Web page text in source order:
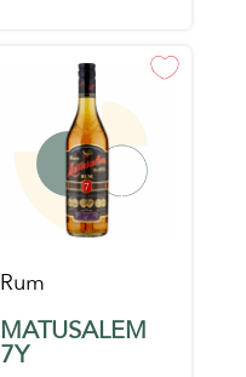
Rum
MATUSALEM
7Y